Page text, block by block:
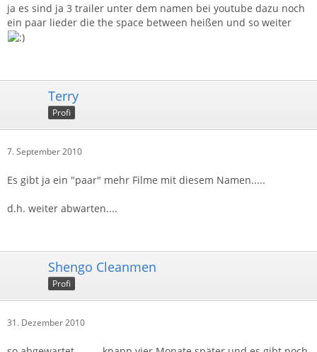
ja es sind ja 3 trailer unter dem namen bei youtube dazu noch
ein paar lieder die the space between heißen und so weiter
Terry
Profi
7. September 2010
Es gibt ja ein "paar" mehr Filme mit diesem Namen.....
d.h. weiter abwarten....
Shengo Cleanmen
Profi
31. Dezember 2010